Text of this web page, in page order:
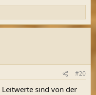
#20
sind von der